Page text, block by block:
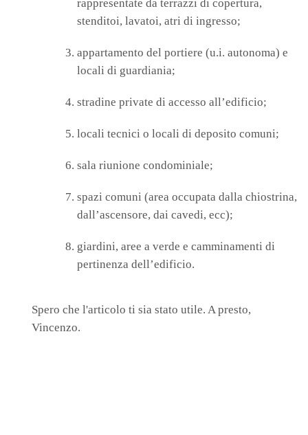
rappresentate da terrazzi di copertura,
stenditoi, lavatoi, atri di ingresso;
appartamento del portiere (u.i. autonoma) e
locali di guardiania;
stradine private di accesso all’edificio;
locali tecnici o locali di deposito comuni;
sala riunione condominiale;
spazi comuni (area occupata dalla chiostrina,
dall’ascensore, dai cavedi, ecc);
giardini, aree a verde e camminamenti di
pertinenza dell’edificio.
Spero che l'articolo ti sia stato utile. A presto,
Vincenzo.